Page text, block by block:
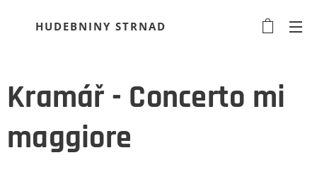
HUDEBNINY STRNAD
Kramář - Concerto mi
maggiore